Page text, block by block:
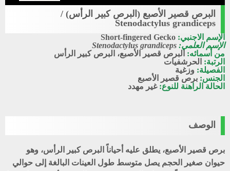
البرص قصير الأصبع (البرص كبير الرأس) /
Stenodactylus grandiceps
الإسم الاجنبي: Short-fingered Gecko
الإسم العلمي: Stenodactylus grandiceps
من أسمائه: البرص قصير الأصبع، البرص كبير الرأس
الرتبة: الحرشفيات
الفصيلة: وزغية
الجنس: برص قصير الأصبع
الحالة الراهنة للنوع:غير مهدد
الوصف
برص قصير الأصبع، يطلق عليه أحياناً البرص كبير الرأس، وهو
حيوان صغير الحجم يصل متوسط طول العينات البالغة إلى حوالي